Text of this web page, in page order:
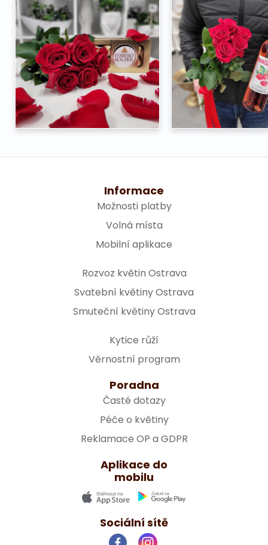
Informace
Možnosti platby
Volná místa
Mobilní aplikace
Rozvoz květin Ostrava
Svatební květiny Ostrava
Smuteční květiny Ostrava
Kytice růží
Věrnostní program
Poradna
Časté dotazy
Péče o květiny
Reklamace OP a GDPR
Aplikace do
mobilu
Sociální sítě